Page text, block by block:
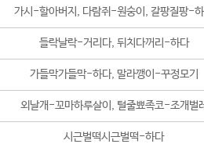
가시-할아버지, 다람쥐-원숭이, 갈팡질팡-
들락날락-거리다, 뒤치다꺼리-하다
가들막가들막-하다, 말라깽이-꾸정모기
외날개-꼬마하루살이, 털줄뾰족코-조개벌레
시근벌떡시근벌떡-하다